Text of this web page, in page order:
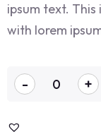
ipsum text.
with lorem
-
quantité
de
+